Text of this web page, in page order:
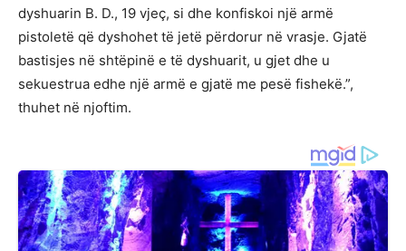
dyshuarin B. D., 19 vjeç, si dhe konfiskoi një armë
pistoletë që dyshohet të jetë përdorur në vrasje. Gjatë
bastisjes në shtëpinë e të dyshuarit, u gjet dhe u
sekuestrua edhe një armë e gjatë me pesë fishekë.”,
thuhet në njoftim.